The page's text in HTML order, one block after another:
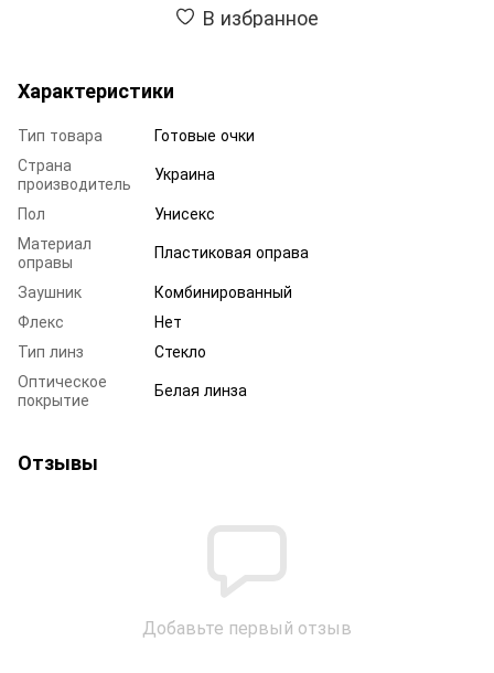
В избранное
Характеристики
Тип товара
Готовые очки
Страна
производитель
Украина
Пол
Унисекс
Материал
оправы
Пластиковая оправа
Заушник
Комбинированный
Флекс
Нет
Тип линз
Стекло
Оптическое
покрытие
Белая линза
Отзывы
Добавьте первый отзыв